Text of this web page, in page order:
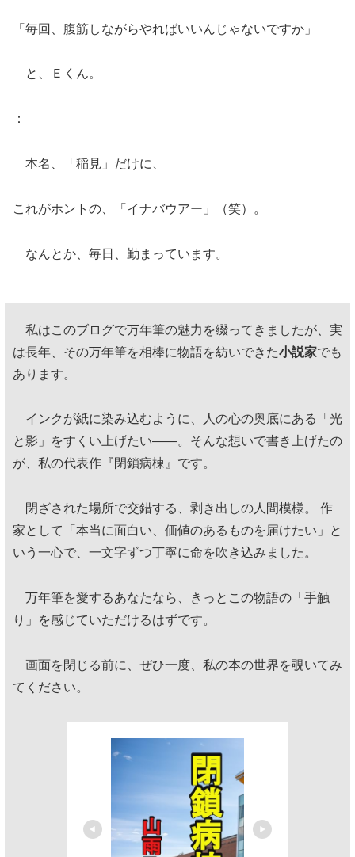
「毎回、腹筋しながらやればいいんじゃないですか」
と、Ｅくん。
：
本名、「稲見」だけに、
これがホントの、「イナバウアー」（笑）。
なんとか、毎日、勤まっています。
私はこのブログで万年筆の魅力を綴ってきましたが、実
は長年、その万年筆を相棒に物語を紡いできた小説家でも
あります。
インクが紙に染み込むように、人の心の奥底にある「光
と影」をすくい上げたい——。そんな想いで書き上げたの
が、私の代表作『閉鎖病棟』です。
閉ざされた場所で交錯する、剥き出しの人間模様。 作
家として「本当に面白い、価値のあるものを届けたい」と
いう一心で、一文字ずつ丁寧に命を吹き込みました。
万年筆を愛するあなたなら、きっとこの物語の「手触
り」を感じていただけるはずです。
画面を閉じる前に、ぜひ一度、私の本の世界を覗いてみ
てください。